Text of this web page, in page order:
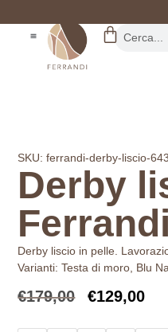
REALTÀ STORICA
DAL 1962
SKU: ferrandi-derby-liscio-
Derby
Ferrandi
Derby liscio in pelle.
Varianti: Testa di moro, Blu
€179,00 €129,00